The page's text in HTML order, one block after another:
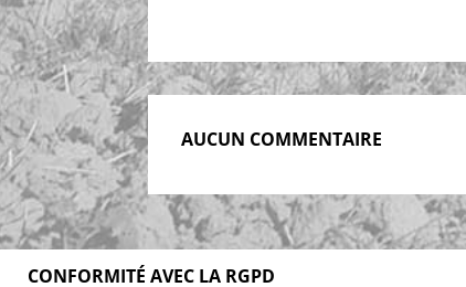
AUCUN COMMENTAIRE
CONFORMITÉ AVEC LA RGPD